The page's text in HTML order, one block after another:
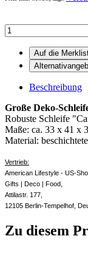
Beschreibung
Große Deko-
Robuste Schleife
Maße: ca. 33 x 41 x
Material:
Vertrieb:
American Lifestyle - US-
Gifts | Deco | Food,
Attilastr. 177,
12105 Berlin-Tempelhof,
Zu diesem